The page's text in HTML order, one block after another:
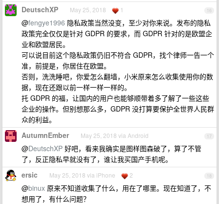
16
DeutschXP May 25, 2018 1
@fengye1996 隐私政策当然没变，至少对你来说。发布的隐私
政策完全仅仅是针对 GDPR 的要求，而 GDPR 针对的是欧盟企
业和欧盟居民。
可以说目前这个隐私政策仍旧不符合 GDPR，找个律师一告一个
准，前提是，你居住在欧盟。
否则，洗洗睡吧，你爱怎么翻墙，小米原来怎么收集使用你的数
据，现在还跟以前一样一样一样的。
托 GDPR 的福，让国内的用户也能够顺带着多了解了一些这些
企业的操作。但别想那么多，GDPR 没打算要保护全世界人民群
众的利益。
17
AutumnEmber May 25, 2018 via Android
@DeutschXP 好吧，看来我确实是图样图森破了，算了不管
了，反正隐私早就没有了，谁让我买国产手机呢。
18
ersic May 25, 2018 via iPhone 2
@binux 原来不知道收集了什么，用在了哪里。现在知道了，不
想用了，有什么问题？